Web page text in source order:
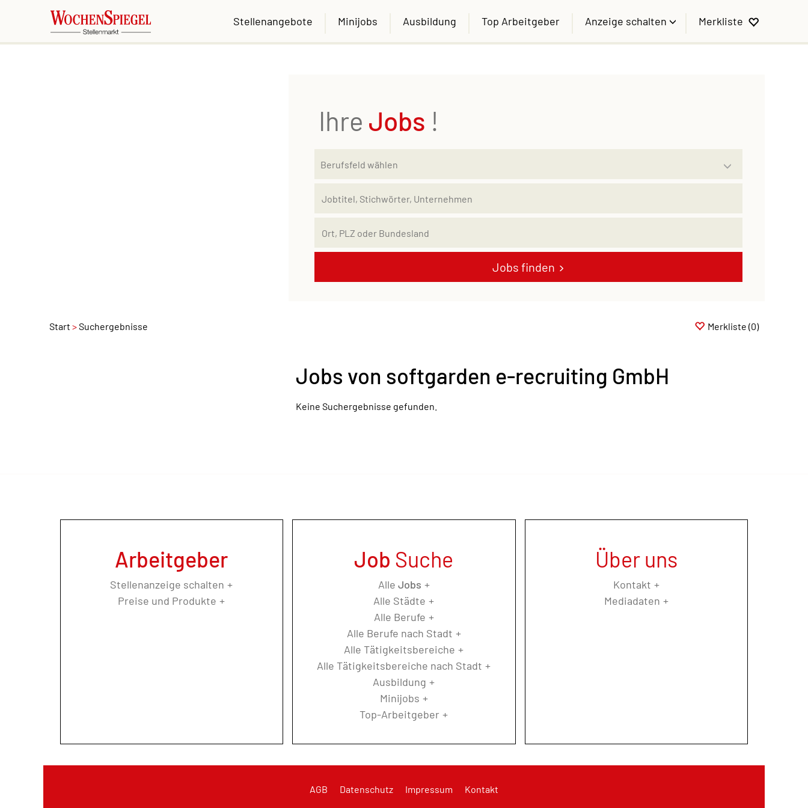
Stellenangebote Minijobs Ausbildung Top Arbeitgeber Anzeige schalten Merkliste
Ihre Jobs !
Jobs finden
Start Suchergebnisse Merkliste (0)
Jobs von softgarden e-recruiting GmbH
Keine Suchergebnisse gefunden.
Arbeitgeber
Stellenanzeige schalten
Preise und Produkte
Job Suche
Alle Jobs
Alle Städte
Alle Berufe
Alle Berufe nach Stadt
Alle Tätigkeitsbereiche
Alle Tätigkeitsbereiche nach Stadt
Ausbildung
Minijobs
Top-Arbeitgeber
Über uns
Kontakt
Mediadaten
AGB Datenschutz Impressum Kontakt